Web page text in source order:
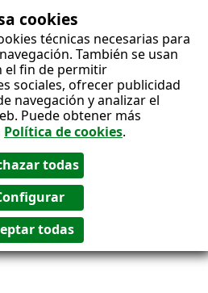
cookies
técnicas necesarias para
También se usan
el fin de permitir
sociales, ofrecer publicidad
navegación y analizar el
Puede obtener más
Política de cookies.